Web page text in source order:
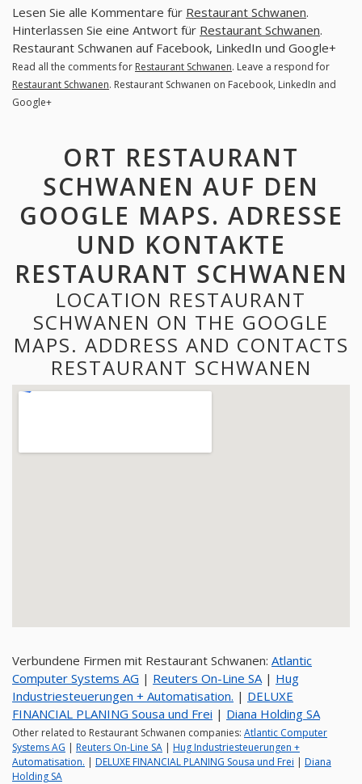
Lesen Sie alle Kommentare für Restaurant Schwanen.
Hinterlassen Sie eine Antwort für Restaurant Schwanen.
Restaurant Schwanen auf Facebook, LinkedIn und Google+
Read all the comments for Restaurant Schwanen. Leave a respond for
Restaurant Schwanen. Restaurant Schwanen on Facebook, LinkedIn and
Google+
ORT RESTAURANT
SCHWANEN AUF DEN
GOOGLE MAPS. ADRESSE
UND KONTAKTE
RESTAURANT SCHWANEN
LOCATION RESTAURANT
SCHWANEN ON THE GOOGLE
MAPS. ADDRESS AND CONTACTS
RESTAURANT SCHWANEN
Verbundene Firmen mit Restaurant Schwanen: Atlantic
Computer Systems AG | Reuters On-Line SA| Hug
Industriesteuerungen + Automatisation. | DELUXE
FINANCIAL PLANING Sousa und Frei | Diana Holding SA
Other related to Restaurant Schwanen companies: Atlantic Computer
Systems AG | Reuters On-Line SA | Hug Industriesteuerungen +
Automatisation. | DELUXE FINANCIAL PLANING Sousa und Frei | Diana
Holding SA